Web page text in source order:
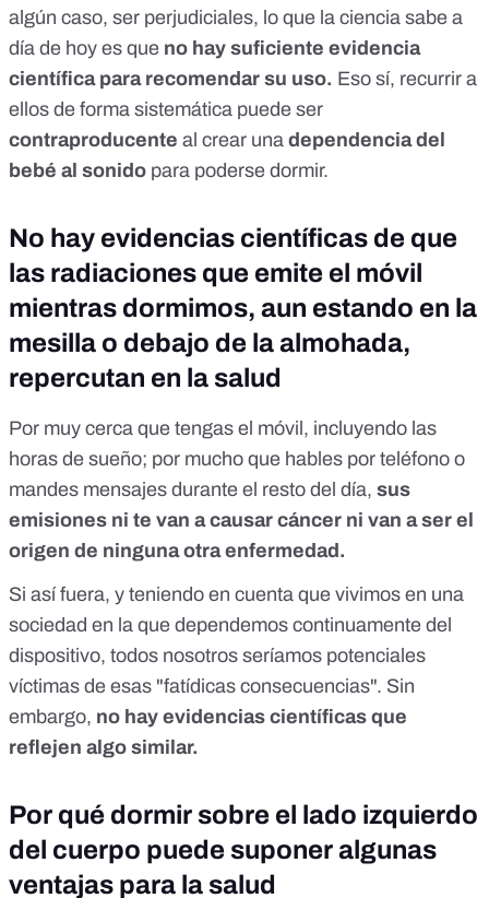
algún caso, ser perjudiciales, lo que la ciencia sabe a
día de hoy es que no hay suficiente evidencia
científica para recomendar su uso. Eso sí, recurrir a
ellos de forma sistemática puede ser
contraproducente al crear una dependencia del
bebé al sonido para poderse dormir.
No hay evidencias científicas de que
las radiaciones que emite el móvil
mientras dormimos, aun estando en la
mesilla o debajo de la almohada,
repercutan en la salud
Por muy cerca que tengas el móvil, incluyendo las
horas de sueño; por mucho que hables por teléfono o
mandes mensajes durante el resto del día, sus
emisiones ni te van a causar cáncer ni van a ser el
origen de ninguna otra enfermedad.
Si así fuera, y teniendo en cuenta que vivimos en una
sociedad en la que dependemos continuamente del
dispositivo, todos nosotros seríamos potenciales
víctimas de esas "fatídicas consecuencias". Sin
embargo, no hay evidencias científicas que
reflejen algo similar.
Por qué dormir sobre el lado izquierdo
del cuerpo puede suponer algunas
ventajas para la salud